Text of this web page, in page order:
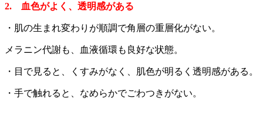
2. 血色がよく、透明感がある
・肌の生まれ変わりが順調で角層の重層化がない。
メラニン代謝も、血液循環も良好な状態。
・目で見ると、くすみがなく、肌色が明るく透明感がある。
・手で触れると、なめらかでごわつきがない。